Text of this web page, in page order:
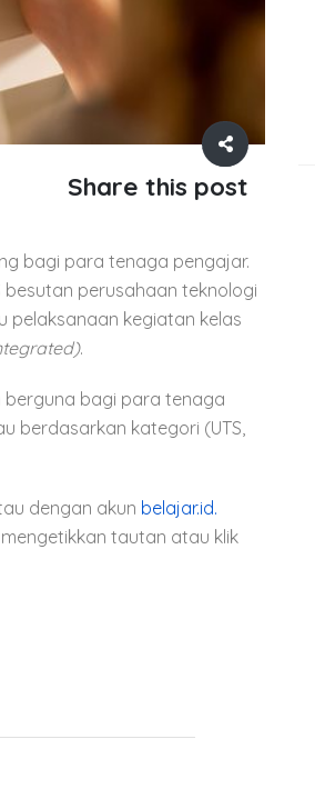
Share this post
bagi para tenaga pengajar.
besutan perusahaan teknologi
pelaksanaan kegiatan kelas
.
berguna bagi para tenaga
berdasarkan kategori (UTS,
dengan akun belajar.id.
tautan atau klik